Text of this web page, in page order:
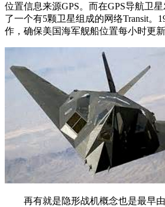
位置信息来源GPS。而在GPS导航卫
了一个有5颗卫星组成的网络Transit。
作，确保美国海军舰船位置每小时更
再有就是隐形战机概念也是最早由